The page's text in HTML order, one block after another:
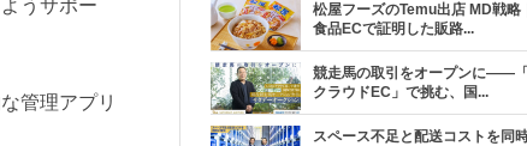
うサポー
管理アプリ
松屋フーズのTemu出店 MD戦略
食品ECで証明した販路...
競走馬の取引をオープンに――
クラウドEC」で挑む、国...
スペース不足と配送コストを同